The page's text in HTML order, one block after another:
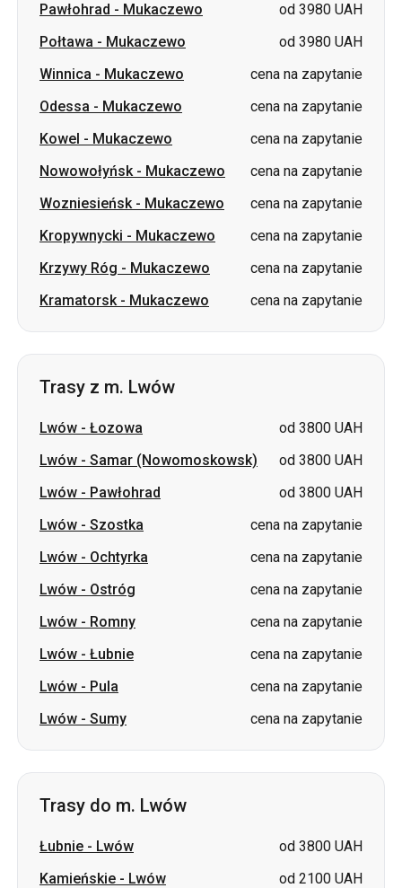
Pawłohrad - Mukaczewo
od 3980 UAH
Połtawa - Mukaczewo
od 3980 UAH
Winnica - Mukaczewo
cena na zapytanie
Odessa - Mukaczewo
cena na zapytanie
Kowel - Mukaczewo
cena na zapytanie
Nowowołyńsk- Mukaczewo
cena na zapytanie
Wozniesieńsk- Mukaczewo
cena na zapytanie
Kropywnycki - Mukaczewo
cena na zapytanie
Krzywy Róg - Mukaczewo
cena na zapytanie
Kramatorsk- Mukaczewo cena na zapytanie
Trasy z m. Lwów
Lwów - Łozowa
od 3800 UAH
Lwów - Samar (Nowomoskowsk)
od 3800 UAH
Lwów - Pawłohrad
od 3800 UAH
Lwów - Szostka
cena na zapytanie
Lwów - Ochtyrka
cena na zapytanie
Lwów - Ostróg
cena na zapytanie
Lwów - Romny
cena na zapytanie
Lwów - Łubnie
cena na zapytanie
Lwów - Pula
cena na zapytanie
Lwów - Sumy cena na zapytanie
Trasy do m. Lwów
Łubnie - Lwów
od 3800 UAH
Kamieńskie - Lwów
od 2100 UAH